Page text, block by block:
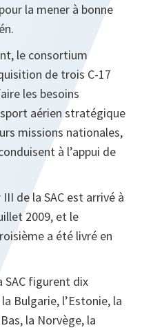
la mener à bonne
le consortium
de trois C-17
les besoins
aérien stratégique
missions nationales,
à l’appui de
de la SAC est arrivé à
2009, et le
a été livré en
SAC figurent dix
Bulgarie, l’Estonie, la
la Norvège, la